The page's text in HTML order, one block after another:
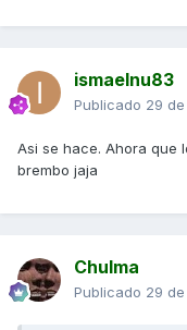
ismaelnu83
Publicado 29
Asi se hace. Ahora que
brembo jaja
Chulma
Publicado 29